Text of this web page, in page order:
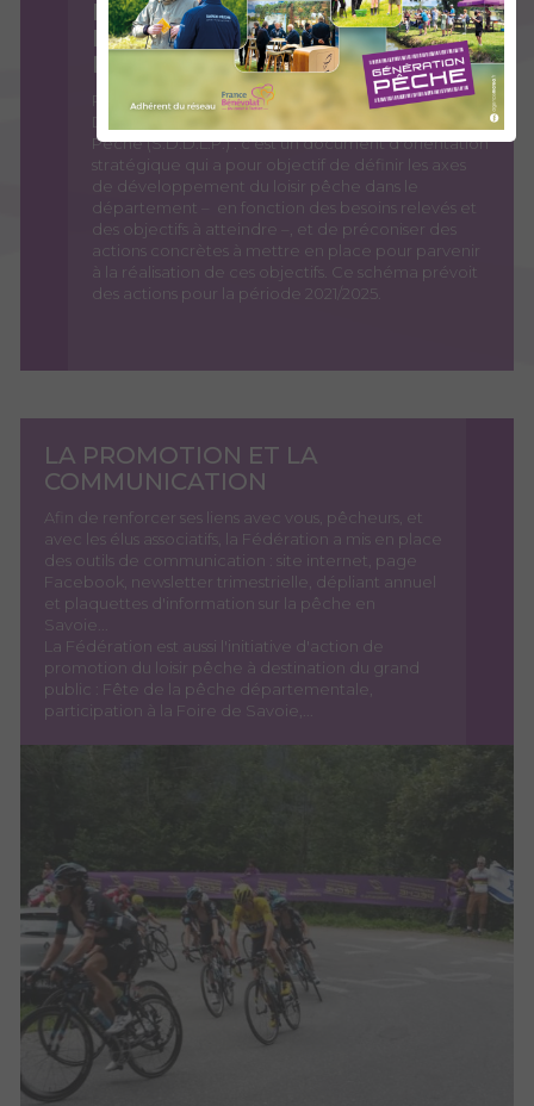
LE SCHÉMA DÉPARTEMENTAL
DE DÉVELOPPEMENT DU LOISIR
PÊCHE
Par ailleurs, la Fédération a réalisé son Schéma
Départemental de Développement du Loisir
Pêche (S.D.D.L.P.) : c’est un document d'orientation
stratégique qui a pour objectif de définir les axes
de développement du loisir pêche dans le
département – en fonction des besoins relevés et
des objectifs à atteindre –, et de préconiser des
actions concrètes à mettre en place pour parvenir
à la réalisation de ces objectifs. Ce schéma prévoit
des actions pour la période 2021/2025.
LA PROMOTION ET LA
COMMUNICATION
Afin de renforcer ses liens avec vous, pêcheurs, et
avec les élus associatifs, la Fédération a mis en place
des outils de communication : site internet, page
Facebook, newsletter trimestrielle, dépliant annuel
et plaquettes d'information sur la pêche en
Savoie...
La Fédération est aussi l'initiative d'action de
promotion du loisir pêche à destination du grand
public : Fête de la pêche départementale,
participation à la Foire de Savoie,...